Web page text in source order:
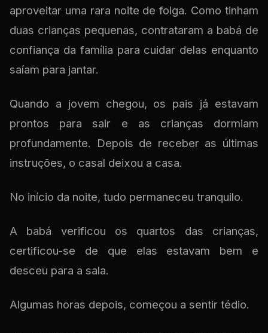
aproveitar uma rara noite de folga. Como tinham
duas crianças pequenas, contrataram a babá de
confiança da família para cuidar delas enquanto
saíam para jantar.
Quando a jovem chegou, os pais já estavam
prontos para sair e as crianças dormiam
profundamente. Depois de receber as últimas
instruções, o casal deixou a casa.
No início da noite, tudo permaneceu tranquilo.
A babá verificou os quartos das crianças,
certificou-se de que elas estavam bem e
desceu para a sala.
Algumas horas depois, começou a sentir tédio.